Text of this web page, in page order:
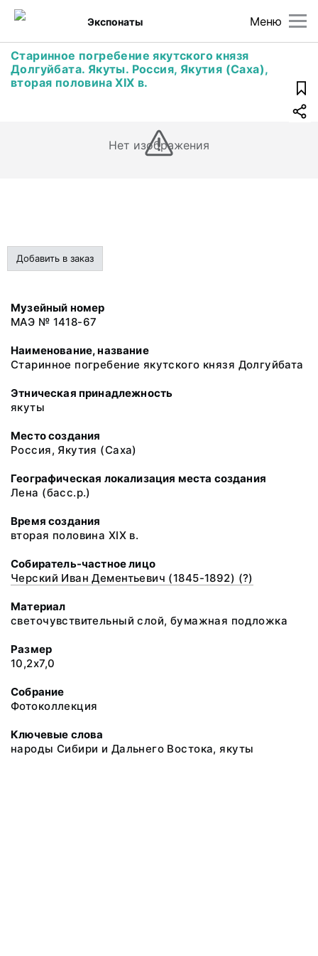
Меню
Экспонаты
Старинное погребение якутского князя
Долгуйбата. Якуты. Россия, Якутия (Саха),
вторая половина XIX в.
Нет изображения
Добавить в заказ
Музейный номер
МАЭ № 1418-67
Наименование, название
Старинное погребение якутского князя Долгуйбата
Этническая принадлежность
якуты
Место создания
Россия, Якутия (Саха)
Географическая локализация места создания
Лена (басс.р.)
Время создания
вторая половина XIX в.
Собиратель-частное лицо
Черский Иван Дементьевич (1845-1892) (?)
Материал
светочувствительный слой, бумажная подложка
Размер
10,2х7,0
Собрание
Фотоколлекция
Ключевые слова
народы Сибири и Дальнего Востока, якуты